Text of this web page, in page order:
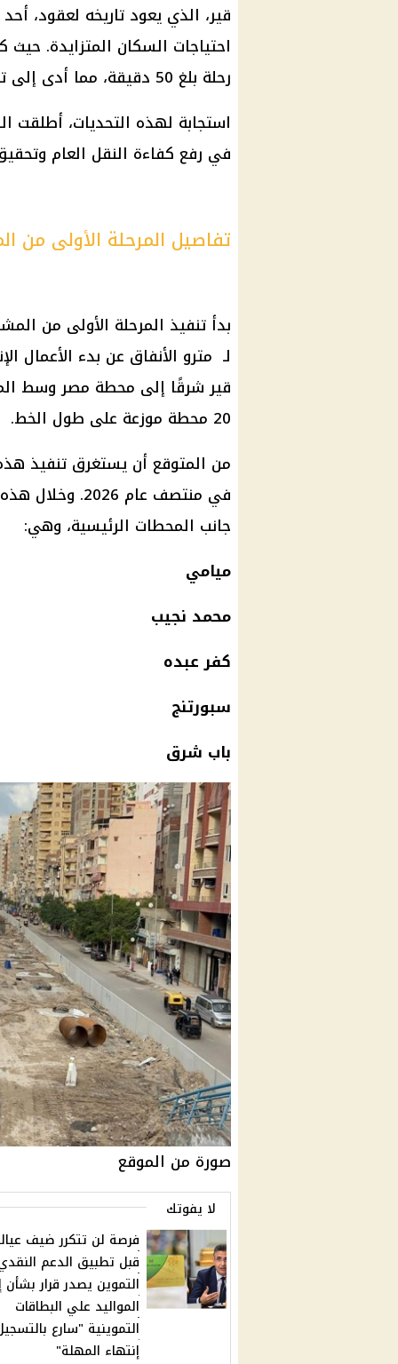
قير، الذي يعود تاريخه لعقود،
رحلة بلغ 50 دقيقة، مما أدى إلى تفاقم مشاكل التكدس وتأخير الرحلات.
استجابة لهذه التحديات، أطلقت
في رفع كفاءة النقل العام
تفاصيل المرحلة الأولى من
لـ مترو الأنفاق عن بدء الأعمال
20 محطة موزعة على طول الخط.
في منتصف عام
جانب المحطات الرئيسية، وهي:
ميامي
محمد نجيب
كفر عبده
سبورتنج
باب شرق
صورة من الموقع
لا يفوتك
فرصة لن تتكرر ضيف
قبل تطبيق الدعم
التموين يصدر قرار
المواليد علي البطاقات
التموينية "سارع
إنتهاء المهلة"